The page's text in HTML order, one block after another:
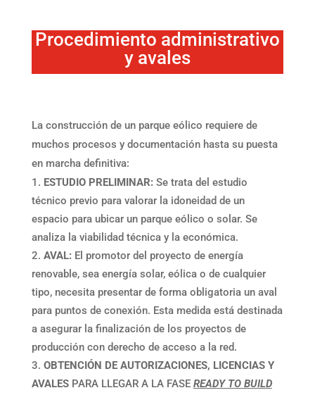
Procedimiento administrativo
y avales
La construcción de un parque eólico requiere de
muchos procesos y documentación hasta su puesta
en marcha definitiva:
ESTUDIO PRELIMINAR: Se trata del estudio
técnico previo para valorar la idoneidad de un
espacio para ubicar un parque eólico o solar. Se
analiza la viabilidad técnica y la económica.
AVAL: El promotor del proyecto de energía
renovable, sea energía solar, eólica o de cualquier
tipo, necesita presentar de forma obligatoria un aval
para puntos de conexión. Esta medida está destinada
a asegurar la finalización de los proyectos de
producción con derecho de acceso a la red.
OBTENCIÓN DE AUTORIZACIONES, LICENCIAS Y
AVALES PARA LLEGAR A LA FASE READY TO BUILD